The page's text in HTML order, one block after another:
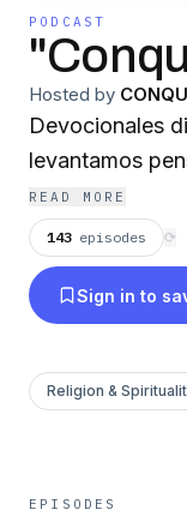
PODCAST
Hosted by
Devocionales
levantamos
READ MORE
143 episodes ⟳
Sign in to
Religion &
EPISODES